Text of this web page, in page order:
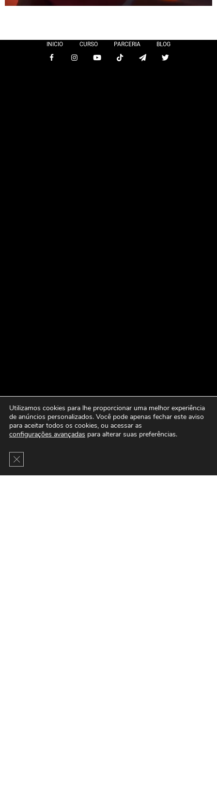
INICIO CURSO PARCERIA BLOG
Utilizamos cookies para lhe proporcionar uma melhor experiência
de anúncios personalizados. Você pode apenas fechar este aviso
para aceitar todos os cookies, ou acessar as
configurações avançadas para alterar suas preferências.
Close GDPR Cookie Banner